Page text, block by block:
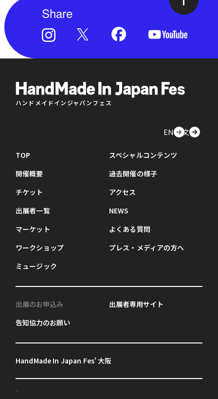
Share
ハンドメイドインジャパンフェス
EN中文
TOP
開催概要
チケット
出展者一覧
マーケット
ワークショップ
ミュージック
スペシャルコンテンツ
過去開催の様子
アクセス
NEWS
よくある質問
プレス・メディアの方へ
出展のお申込み
告知協力のお願い
出展者専用サイト
HandMade In Japan Fes' 大阪